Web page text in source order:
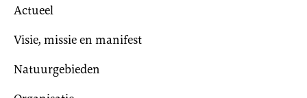
Actueel
Visie, missie en manifest
Natuurgebieden